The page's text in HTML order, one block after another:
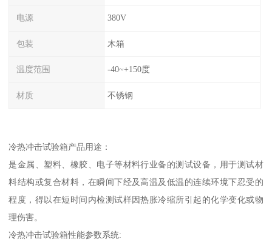
电源 380V
包装 木箱
温度范围 -40~+150度
材质 不锈钢
冷热冲击试验箱产品用途：
是金属、塑料、橡胶、电子等材料行业备的测试设备，用于测试材
料结构或复合材料，在瞬间下经及高温及低温的连续环境下忍受的
程度，得以在短时间内检测试样因热胀冷缩所引起的化学变化或物
理伤害。
冷热冲击试验箱性能参数系统: